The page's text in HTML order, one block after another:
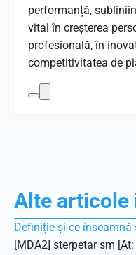
performanță,
vital în creșterea
profesională, în
competitivitatea de
Alte articole
Definiție și ce înseamnă
[MDA2] sterpetar sm